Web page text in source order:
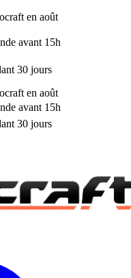
en août
avant 15h
30 jours
en août
avant 15h
30 jours